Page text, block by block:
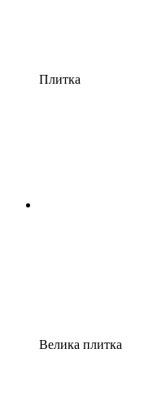
Плитка
Велика плитка